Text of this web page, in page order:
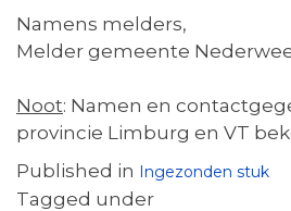
Namens melders,
Melder gemeente
Noot: Namen en
provincie Limburg en VT
Published in Ingezonden stuk
Tagged under